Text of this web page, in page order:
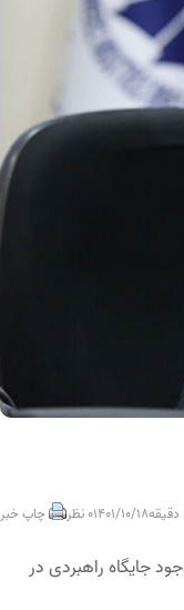
1401/10/180 نظر چاپ خبر
جایگاه راهبردی در